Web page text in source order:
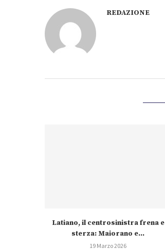
REDAZIONE
Latiano, il centrosinistra frena e
sterza: Maiorano e...
19 Marzo 2026